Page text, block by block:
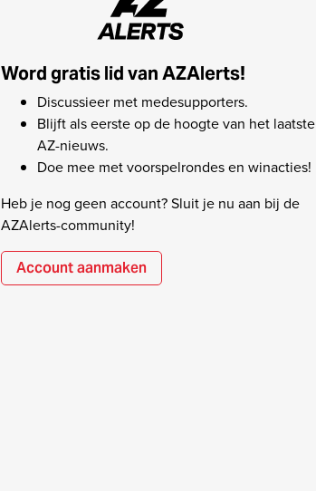
Word gratis lid van AZAlerts!
Discussieer met medesupporters.
Blijft als eerste op de hoogte van het laatste
AZ-nieuws.
Doe mee met voorspelrondes en winacties!
Heb je nog geen account? Sluit je nu aan bij de
AZAlerts-community!
Account aanmaken